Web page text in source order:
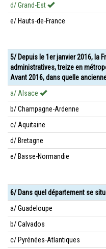
d/ Grand-Est
e/ Hauts-de-France
5/ Depuis le 1er janvier 2016, la
administratives, treize en
Avant 2016, dans quelle
a/ Alsace
b/ Champagne-Ardenne
c/ Aquitaine
d/ Bretagne
e/ Basse-Normandie
6/ Dans quel département se
a/ Guadeloupe
b/ Calvados
c/ Pyrénées-Atlantiques